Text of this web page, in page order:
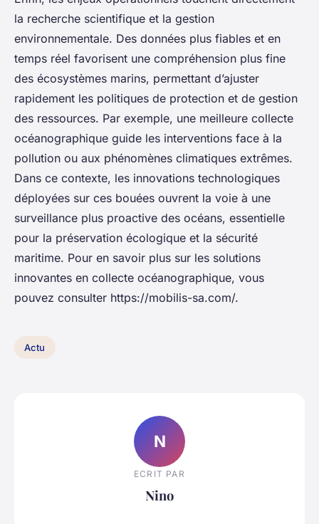
la recherche scientifique et la gestion
environnementale. Des données plus fiables et en
temps réel favorisent une compréhension plus fine
des écosystèmes marins, permettant d’ajuster
rapidement les politiques de protection et de gestion
des ressources. Par exemple, une meilleure collecte
océanographique guide les interventions face à la
pollution ou aux phénomènes climatiques extrêmes.
Dans ce contexte, les innovations technologiques
déployées sur ces bouées ouvrent la voie à une
surveillance plus proactive des océans, essentielle
pour la préservation écologique et la sécurité
maritime. Pour en savoir plus sur les solutions
innovantes en collecte océanographique, vous
pouvez consulter https://mobilis-sa.com/.
Actu
N
ECRIT PAR
Nino